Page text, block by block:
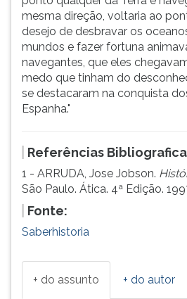
mesma direção, voltaria ao
desejo de desbravar os
mundos e fazer fortuna
navegantes, que eles
medo que tinham do
se destacaram na conquista
Espanha."
Referências
1 - ARRUDA, Jose Jobson.
São Paulo. Ática. 4ª Edição.
Fonte:
Saberhistoria
+ do assunto + do autor